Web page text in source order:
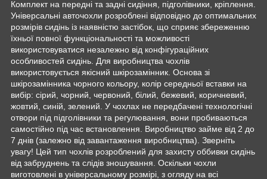
Комплект на передні та задні сидіння, підголівники, кріплення.
Універсальні авточохли розроблені відповідно до оптимальних
розмірів сидінь із наявністю застібок, що сприяє збереженню
їхньої повної функціональності та можливості
використовуватися незалежно від конфігураційних
особливостей сидінь. Для виробництва чохлів
використовується якісний шкірозамінник. Основа зі
шкірозамінника чорного кольору, колір середньої вставки на
вибір: сірий, чорний, червоний, білий, бежевий, коричневий,
жовтий, синій, зелений. У чохлах не передбачені технологічні
отвори під підголівники та регулювання, вони пробиваються
самостійно під час встановлення. Виробництво займе від 2 до
7 днів (залежно від завантаження виробництва). Зверніть
увагу! Цей тип чохлів розроблений для захисту оббивки сидінь
від забруднень та слідів зношування. Оскільки чохли
виготовлені в універсальному розмірі, з огляду на всі